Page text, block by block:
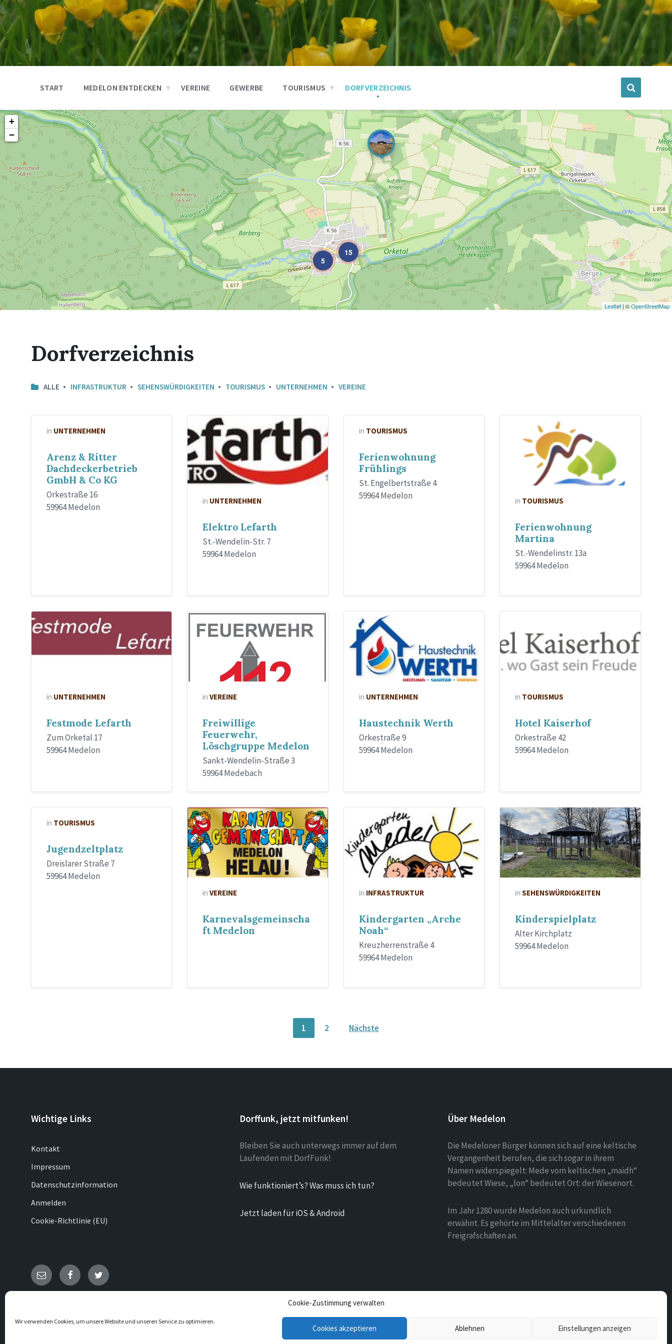
Cookie-Zustimmung verwalten
Wir verwenden Cookies, um unsere Website und unseren Service zu optimieren.
Cookies akzeptieren Ablehnen Einstellungen anzeigen
START MEDELON ENTDECKEN VEREINE GEWERBE TOURISMUS DORFVERZEICHNIS
5
15
+
−
Leaflet | ©OpenStreetMap
Dorfverzeichnis
ALLE INFRASTRUKTUR SEHENSWÜRDIGKEITEN TOURISMUS UNTERNEHMEN VEREINE
in UNTERNEHMEN
Arenz & Ritter
Dachdeckerbetrieb
GmbH & Co KG
Orkestraße 16
59964 Medelon
in UNTERNEHMEN
Elektro Lefarth
St.-Wendelin-Str. 7
59964 Medelon
in TOURISMUS
Ferienwohnung
Frühlings
St. Engelbertstraße 4
59964 Medelon
in TOURISMUS
Ferienwohnung
Martina
St.-Wendelinstr. 13a
59964 Medelon
in UNTERNEHMEN
Festmode Lefarth
Zum Orketal 17
59964 Medelon
inVEREINE
Freiwillige
Feuerwehr,
Löschgruppe Medelon
Sankt-Wendelin-Straße 3
59964 Medebach
in UNTERNEHMEN
Haustechnik Werth
Orkestraße 9
59964 Medelon
in TOURISMUS
Hotel Kaiserhof
Orkestraße 42
59964 Medelon
in TOURISMUS
Jugendzeltplatz
Dreislarer Straße 7
59964 Medelon
inVEREINE
Karnevalsgemeinscha
ft Medelon
in INFRASTRUKTUR
Kindergarten „Arche
Noah“
Kreuzherrenstraße 4
59964 Medelon
inSEHENSWÜRDIGKEITEN
Kinderspielplatz
Alter Kirchplatz
59964 Medelon
Beiträge
1 2 Nächste
Wichtige Links
Kontakt
Impressum
Datenschutzinformation
Anmelden
Cookie-Richtlinie (EU)
Dorffunk, jetzt mitfunken!
Bleiben Sie auch unterwegs immer auf dem
Laufenden mit DorfFunk!
Wie funktioniert’s? Was muss ich tun?
Jetzt laden für iOS & Android
Über Medelon
Die Medeloner Bürger können sich auf eine keltische
Vergangenheit berufen, die sich sogar in ihrem
Namen widerspiegelt: Mede vom keltischen „maidh“
bedeutet Wiese, „lon“ bedeutet Ort: der Wiesenort.
Im Jahr 1280 wurde Medelon auch urkundlich
erwähnt. Es gehörte im Mittelalter verschiedenen
Freigrafschaften an.
E- FacebookTwitter